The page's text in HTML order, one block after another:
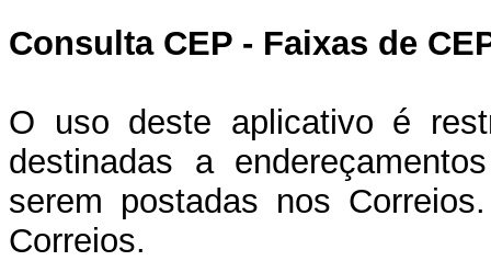
Consulta CEP - Faixas de
O uso deste aplicativo é
destinadas a
serem postadas nos
Correios.